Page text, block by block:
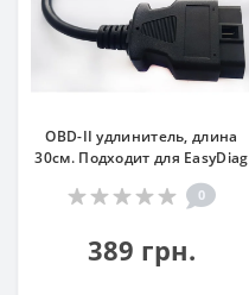
OBD-II удлинитель, длина
30см. Подходит для EasyDiag
0
389 грн.